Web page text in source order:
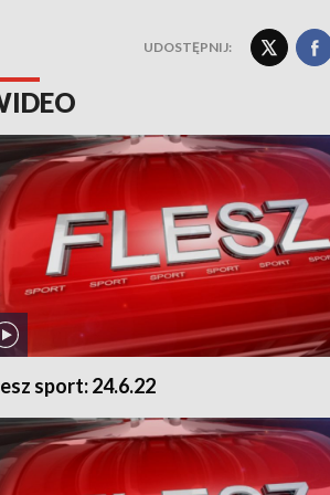
UDOSTĘPNIJ:
sport: 24.6.22